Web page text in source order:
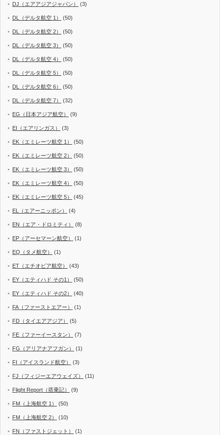
DJ（エアアジアジャパン） (3)
DL（デルタ航空 1） (50)
DL（デルタ航空 2） (50)
DL（デルタ航空 3） (50)
DL（デルタ航空 4） (50)
DL（デルタ航空 5） (50)
DL（デルタ航空 6） (50)
DL（デルタ航空 7） (32)
EG（日本アジア航空） (9)
EI（エアリンガス） (3)
EK（エミレーツ航空 1） (50)
EK（エミレーツ航空 2） (50)
EK（エミレーツ航空 3） (50)
EK（エミレーツ航空 4） (50)
EK（エミレーツ航空 5） (45)
EL（エアーニッポン） (4)
EN（エア・ドロミティ） (8)
EP（アーセマーン航空） (1)
EQ（タメ航空） (1)
ET（エチオピア航空） (43)
EY（エティハド その1） (50)
EY（エティハド その2） (40)
FA（ファーストエアー） (1)
FD（タイエアアジア） (5)
FE（ファーイースタン） (7)
FG（アリアナアフガン） (1)
FI（アイスランド航空） (3)
FJ（フィジーエアウェイズ） (11)
Flight Report（搭乗記） (9)
FM（上海航空 1） (50)
FM（上海航空 2） (10)
FN（ファストジェット） (1)